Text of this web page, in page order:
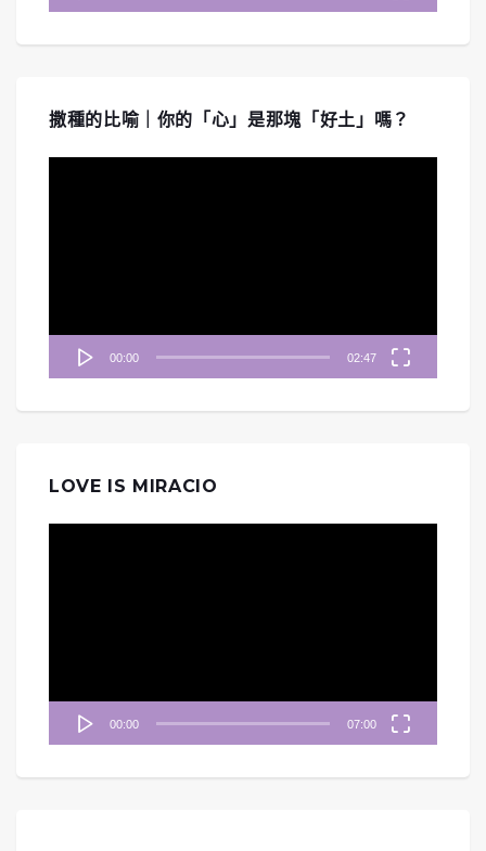
撒種的比喻｜你的「心」是那塊「好土」嗎？
00:00 02:47
LOVE IS MIRACIO
00:00 07:00